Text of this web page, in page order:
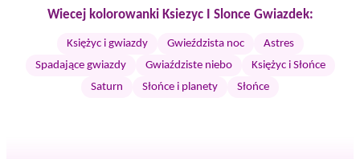
Wiecej kolorowanki Ksiezyc I Slonce Gwiazdek:
Księżyc i gwiazdy Gwieździsta noc
Astres
Spadające gwiazdy
Gwiaździste niebo
Księżyc i Słońce
Saturn
Słońce i planety Słońce